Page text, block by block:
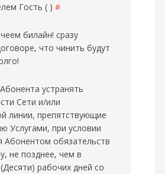
Гость ( ) #
билайн! сразу
что чинить будут
устранять
Сети и/или
линии, препятствующие
Услугами, при условии
Абонентом обязательств
не позднее, чем в
рабочих дней со